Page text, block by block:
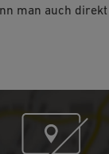
man auch